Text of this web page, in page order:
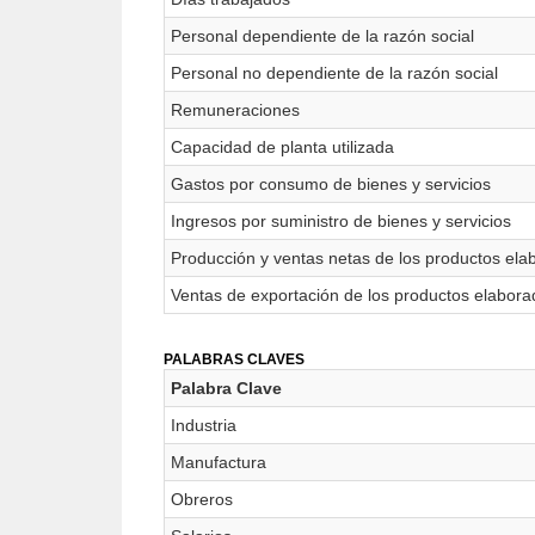
Personal dependiente de la razón social
Personal no dependiente de la razón social
Remuneraciones
Capacidad de planta utilizada
Gastos por consumo de bienes y servicios
Ingresos por suministro de bienes y servicios
Producción y ventas netas de los productos
Ventas de exportación de los productos
PALABRAS CLAVES
Palabra Clave
Industria
Manufactura
Obreros